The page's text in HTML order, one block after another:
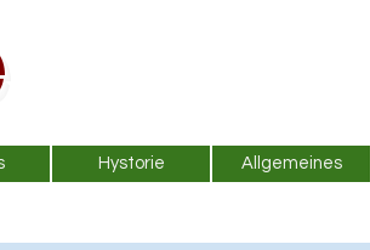
Menü überspringen
▼
Hystorie ▼
Allgemeines